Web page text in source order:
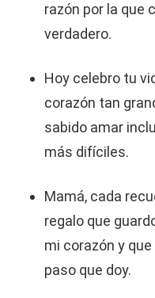
razón por la que
verdadero.
Hoy celebro tu
corazón tan
sabido amar
más difíciles.
Mamá, cada
regalo que
mi corazón y
paso que doy.